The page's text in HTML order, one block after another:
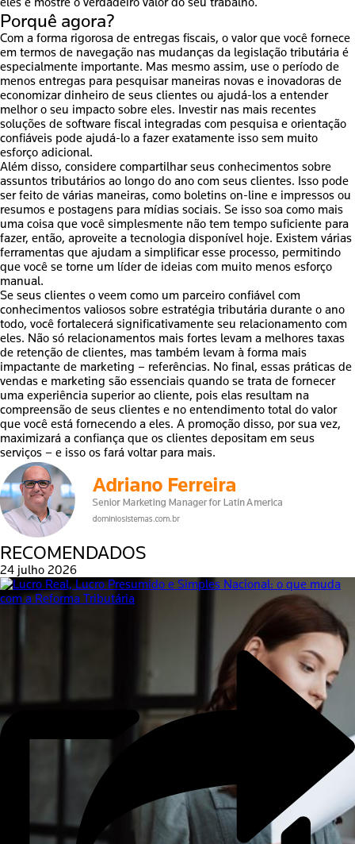
Porquê agora?
Com a forma rigorosa de entregas fiscais, o valor que você fornece
em termos de navegação nas mudanças da legislação tributária é
especialmente importante. Mas mesmo assim, use o período de
menos entregas para pesquisar maneiras novas e inovadoras de
economizar dinheiro de seus clientes ou ajudá-los a entender
melhor o seu impacto sobre eles. Investir nas mais recentes
soluções de software fiscal integradas com pesquisa e orientação
confiáveis pode ajudá-lo a fazer exatamente isso sem muito
esforço adicional.
Além disso, considere compartilhar seus conhecimentos sobre
assuntos tributários ao longo do ano com seus clientes. Isso pode
ser feito de várias maneiras, como boletins on-line e impressos ou
resumos e postagens para mídias sociais. Se isso soa como mais
uma coisa que você simplesmente não tem tempo suficiente para
fazer, então, aproveite a tecnologia disponível hoje. Existem várias
ferramentas que ajudam a simplificar esse processo, permitindo
que você se torne um líder de ideias com muito menos esforço
manual.
Se seus clientes o veem como um parceiro confiável com
conhecimentos valiosos sobre estratégia tributária durante o ano
todo, você fortalecerá significativamente seu relacionamento com
eles. Não só relacionamentos mais fortes levam a melhores taxas
de retenção de clientes, mas também levam à forma mais
impactante de marketing – referências. No final, essas práticas de
vendas e marketing são essenciais quando se trata de fornecer
uma experiência superior ao cliente, pois elas resultam na
compreensão de seus clientes e no entendimento total do valor
que você está fornecendo a eles. A promoção disso, por sua vez,
maximizará a confiança que os clientes depositam em seus
serviços – e isso os fará voltar para mais.
RECOMENDADOS
24 julho 2026